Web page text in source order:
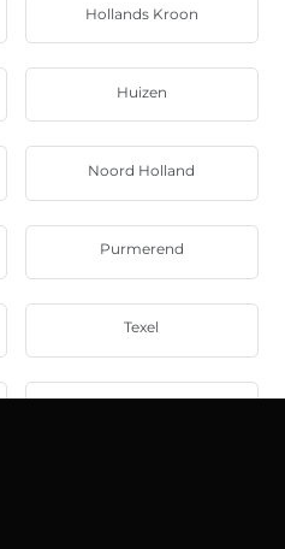
Hollands Kroon
Huizen
Noord Holland
Purmerend
Texel